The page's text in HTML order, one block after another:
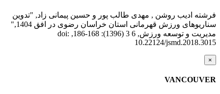
فرشته ادیب روشن , مهدی طالب پور و حسین پیمانی زاد, "تدوین
سناریوهای ورزش قهرمانی استان خراسان رضوی در افق 1404,"
مدیریت و توسعه ورزش, 6 3 (1396): 168-186, doi:
10.22124/jsmd.2018.3015
×
VANCOUVER